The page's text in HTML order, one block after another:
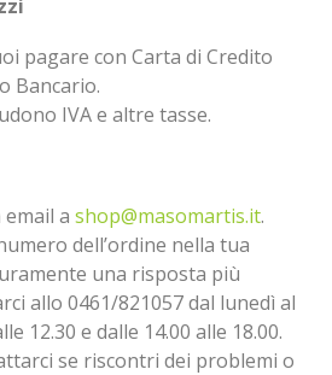
pagare con Carta di Credito
Bancario.
IVA e altre tasse.
a shop@masomartis.it.
dell’ordine nella tua
una risposta più
allo 0461/821057 dal lunedì al
12.30 e dalle 14.00 alle 18.00.
se riscontri dei problemi o